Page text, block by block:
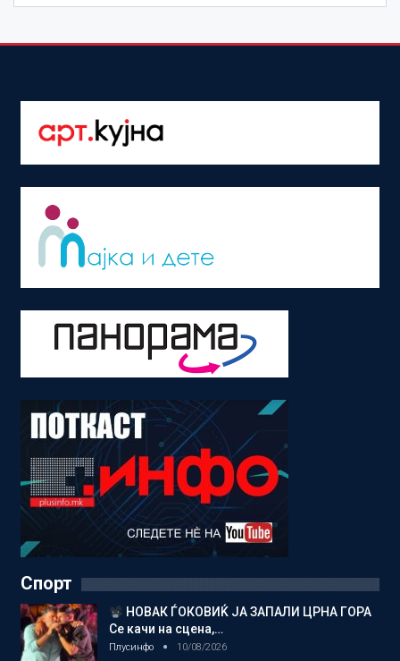
Спорт
НОВАК ЃОКОВИЌ ЈА ЗАПАЛИ ЦРНА ГОРА
Се качи на сцена,…
Плусинфо 10/08/2026